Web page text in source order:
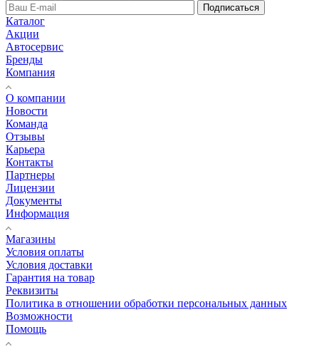
Подписаться
Каталог
Акции
Автосервис
Бренды
Компания
О компании
Новости
Команда
Отзывы
Карьера
Контакты
Партнеры
Лицензии
Документы
Информация
Магазины
Условия оплаты
Условия доставки
Гарантия на товар
Реквизиты
Политика в отношении обработки персональных данных
Возможности
Помощь